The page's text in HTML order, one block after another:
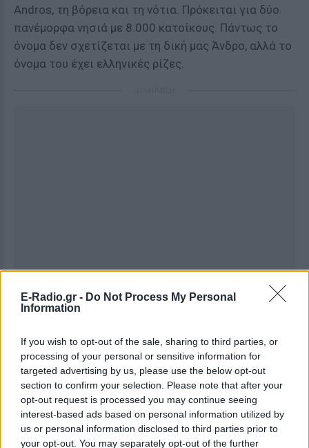
E-Radio.gr - Do Not Process My Personal
Information
If you wish to opt-out of the sale, sharing to third parties, or
processing of your personal or sensitive information for
targeted advertising by us, please use the below opt-out
section to confirm your selection. Please note that after your
opt-out request is processed you may continue seeing
interest-based ads based on personal information utilized by
us or personal information disclosed to third parties prior to
your opt-out. You may separately opt-out of the further
Andros, τη βόρεια και τη νότια. Πρόκειται για δύο
πανέμορφα νησιά με 8.000 κατοίκους. Πάντως το
όνομα δεν σχετίζεται με τη δική μας Άνδρο, αλλά το
όνομα του έχει ελληνικές ρίζες.
Ακολουθήστε το E-Radio.gr στοGoogle News
και μάθετε πρώτοιτα πιο hot νέα